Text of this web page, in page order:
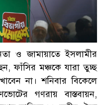
ও জামায়াতে ইসলামীর
ফাঁসির মঞ্চকে যারা তুচ্ছ
না। শনিবার বিকেলে
গণরায় বাস্তবায়ন,